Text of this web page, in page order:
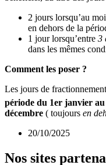
2 jours lorsqu’au
en dehors de la
1 jour lorsqu’entre 3
dans les mêmes
Comment les poser ?
Les jours de
période du 1er janvier
décembre ( toujours en
20/10/2025
Nos sites